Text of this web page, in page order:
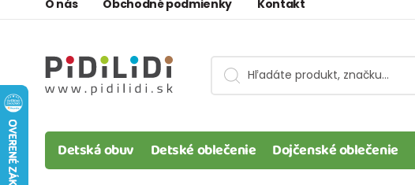
O nás Obchodné podmienky Kontakt
Detská obuv Detské oblečenie Dojčenské oblečenie